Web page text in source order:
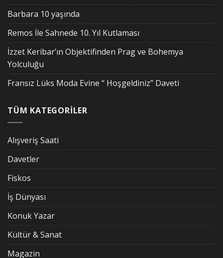
Barbara 10 yaşında
Remos İle Sahnede 10. Yıl Kutlaması
İzzet Keribar’ın Objektifinden Prag ve Bohemya
Yolculuğu
Fransız Lüks Moda Evine “ Hoşgeldiniz” Daveti
TÜM KATEGORİLER
Alışveriş Saati
Davetler
Fiskos
İş Dünyası
Konuk Yazar
Kültür & Sanat
Magazin